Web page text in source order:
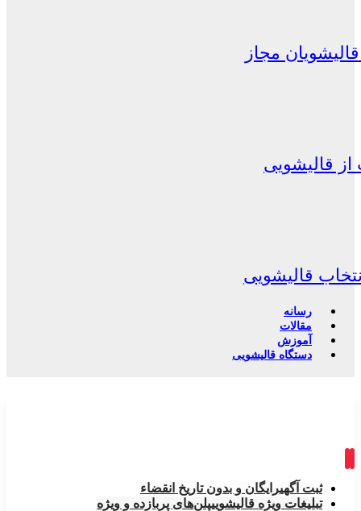
مجاز
قالیشویی
قالیشویی
رسانه
مقالات
آموزش
دستگاه قالیشویی
ثبت آگهیرایگان و بدون تاریخ انقضاء
تبلیغات ویژه قالیشوییپلن‌های پربازده و ویژه